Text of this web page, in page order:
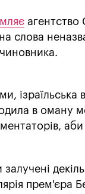
агентство
слова
чиновника.
ізраїльська
в оману
аби
прем'єра